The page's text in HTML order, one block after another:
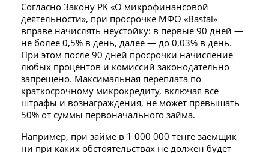
Согласно Закону РК «О микрофинансовой
деятельности», при просрочке МФО «Bastai»
вправе начислять неустойку: в первые 90 дней —
не более 0,5% в день, далее — до 0,03% в день.
При этом после 90 дней просрочки начисление
любых процентов и комиссий законодательно
запрещено. Максимальная переплата по
краткосрочному микрокредиту, включая все
штрафы и вознаграждения, не может превышать
50% от суммы первоначального займа.
Например, при займе в 1 000 000 тенге заемщик
ни при каких обстоятельствах не должен будет